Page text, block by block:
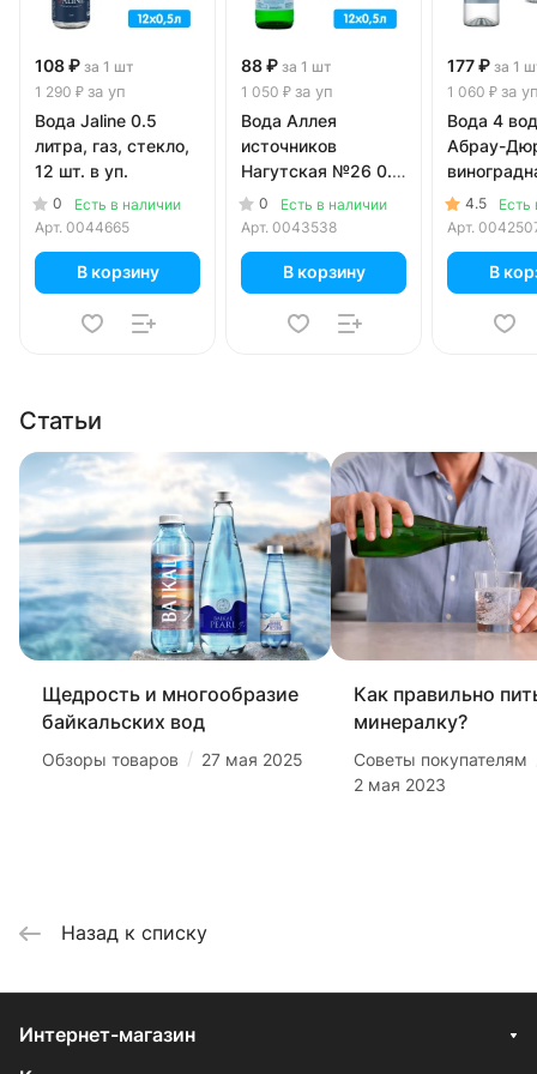
108 ₽ за 1 шт
1 290 ₽ за уп
Вода Jaline 0.5
литра, газ, стекло,
12 шт. в уп.
0
Есть в наличии
Арт. 0044665
В корзину
88 ₽ за 1 шт
1 050 ₽ за уп
Вода Аллея
источников
Нагутская №26 0.5
литра, газ, стекло,
12 шт. в уп.
0
Есть в наличии
Арт. 0043538
В корзину
177 ₽ за 1
1 060 ₽ за
Вода 4
Абрау-
литра,
6 шт. в уп.
4.5
Есть
Арт.
В
Статьи
Щедрость и многообразие
байкальских вод
Обзоры товаров / 27 мая 2025
Как правильно
минералку?
Советы покупателям
2 мая 2023
Назад к списку
Интернет-магазин